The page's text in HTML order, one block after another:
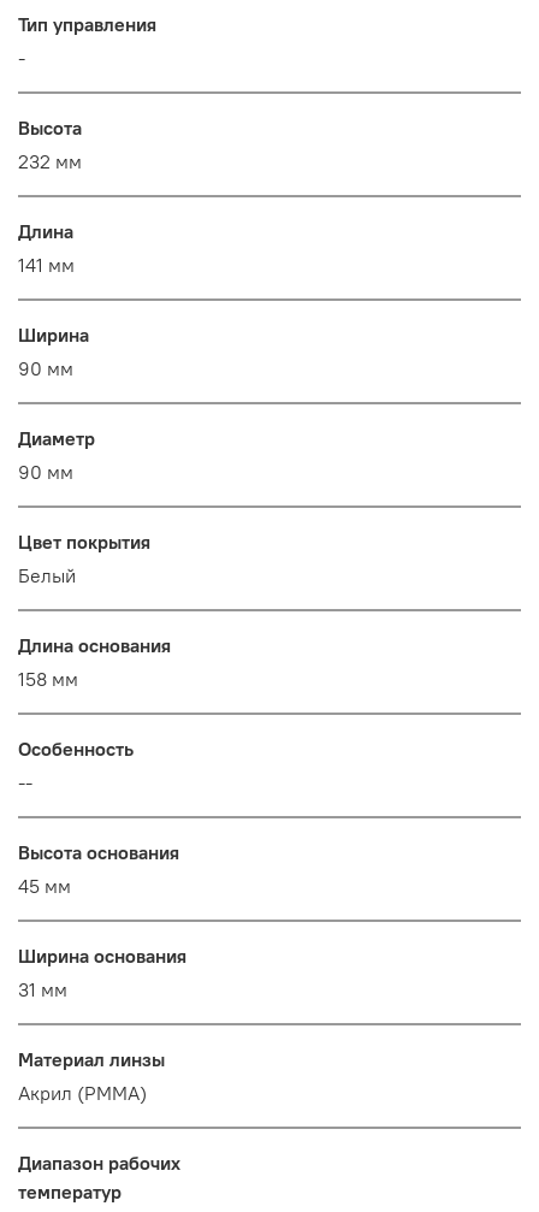
Тип управления
-
Высота
232 мм
Длина
141 мм
Ширина
90 мм
Диаметр
90 мм
Цвет покрытия
Белый
Длина основания
158 мм
Особенность
--
Высота основания
45 мм
Ширина основания
31 мм
Материал линзы
Акрил (PMMA)
Диапазон рабочих
температур